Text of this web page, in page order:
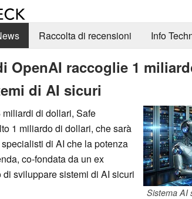
Raccolta di recensioni Info
OpenAI raccoglie 1
di AI sicuri
Sistema AI
di dollari, Safe
1 miliardo di dollari, che sarà
di AI che la potenza
co-fondata da un ex
sviluppare sistemi di AI sicuri